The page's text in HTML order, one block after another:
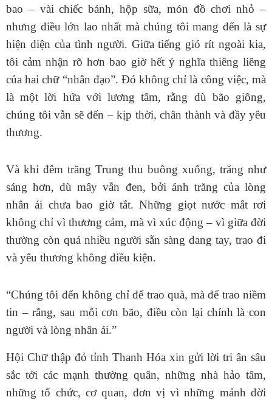
bao – vài chiếc bánh, hộp sữa, món đồ chơi nhỏ –
nhưng điều lớn lao nhất mà chúng tôi mang đến là sự
hiện diện của tình người. Giữa tiếng gió rít ngoài kia,
tôi cảm nhận rõ hơn bao giờ hết ý nghĩa thiêng liêng
của hai chữ “nhân đạo”. Đó không chỉ là công việc, mà
là một lời hứa với lương tâm, rằng dù bão giông,
chúng tôi vẫn sẽ đến – kịp thời, chân thành và đầy yêu
thương.
Và khi đêm trăng Trung thu buông xuống, trăng như
sáng hơn, dù mây vẫn đen, bởi ánh trăng của lòng
nhân ái chưa bao giờ tắt. Những giọt nước mắt rơi
không chỉ vì thương cảm, mà vì xúc động – vì giữa đời
thường còn quá nhiều người sẵn sàng dang tay, trao đi
và yêu thương không điều kiện.
“Chúng tôi đến không chỉ để trao quà, mà để trao niềm
tin – rằng, sau mỗi cơn bão, điều còn lại chính là con
người và lòng nhân ái.”
Hội Chữ thập đỏ tỉnh Thanh Hóa xin gửi lời tri ân sâu
sắc tới các mạnh thường quân, những nhà hảo tâm,
những tổ chức, cơ quan, đơn vị vì những mảnh đời